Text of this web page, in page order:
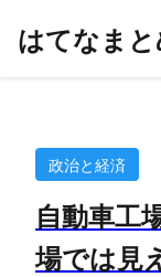
はてなま
政治と経済
自動車工
場では見